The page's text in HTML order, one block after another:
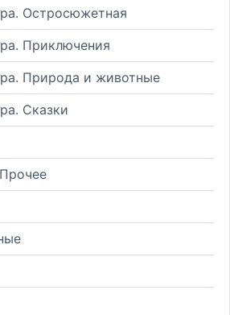
Остросюжетная
Приключения
Природа и животные
Сказки